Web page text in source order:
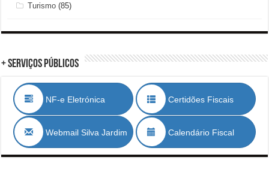
Turismo (85)
+ Serviços Públicos
NF-e Eletrónica Certidões Fiscais
Webmail Silva Jardim Calendário Fiscal